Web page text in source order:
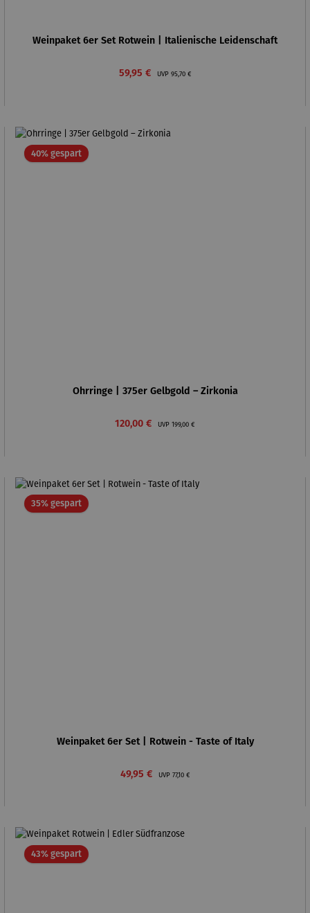
Weinpaket 6er Set Rotwein | Italienische Leidenschaft
Verkaufspreis:
59,95 € UVP Regulärer Preis:
95,70 €
40% gespartRabatt
Ohrringe | 375er Gelbgold – Zirkonia
Verkaufspreis:
120,00 € UVP Regulärer Preis:
199,00 €
35% gespartRabatt
Weinpaket 6er Set | Rotwein - Taste of Italy
Verkaufspreis:
49,95 € UVP Regulärer Preis:
77,10 €
43% gespartRabatt